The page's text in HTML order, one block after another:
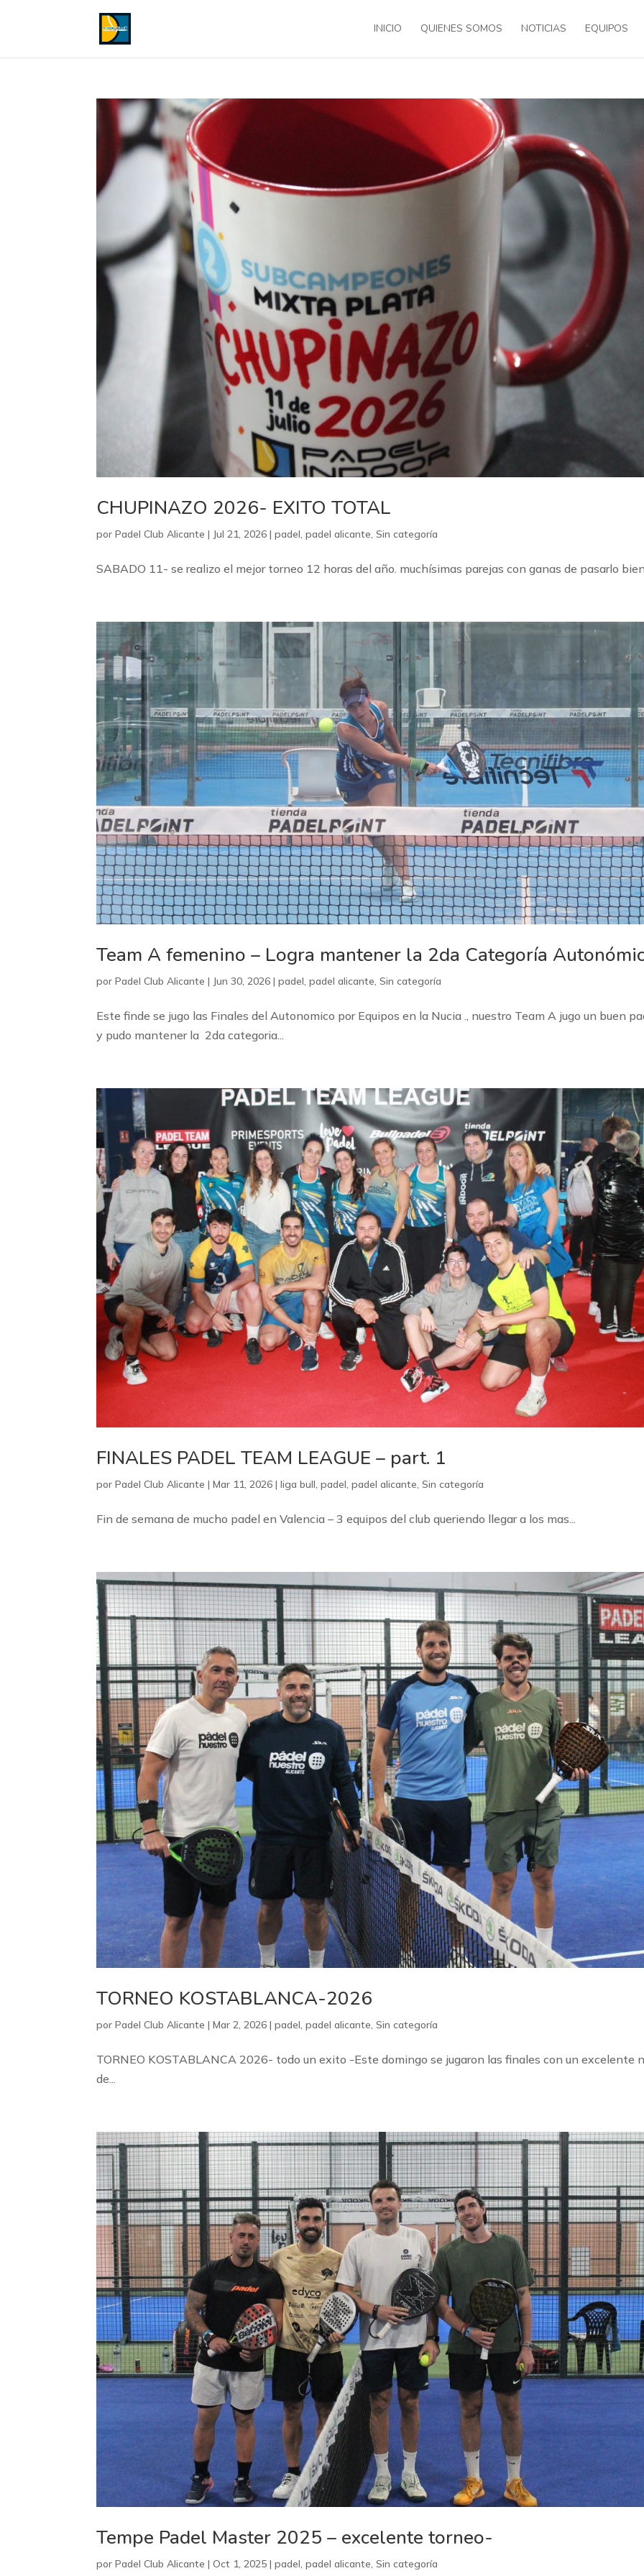
INICIO QUIENES SOMOS NOTICIAS EQUIPOS
CHUPINAZO 2026- EXITO TOTAL
porPadel Club Alicante | Jul 21, 2026 |padel,padel alicante,Sin categoría
SABADO 11- se realizo el mejor torneo 12 horas del año. muchísimas parejas con ganas de pasarlo
Team A femenino – Logra mantener la 2da Categoría
porPadel Club Alicante | Jun 30, 2026 |padel,padel alicante,Sin categoría
Este finde se jugo las Finales del Autonomico por Equipos en la Nucia ., nuestro Team A jugo un buen
y pudo mantener la 2da categoria...
FINALES PADEL TEAM LEAGUE – part. 1
porPadel Club Alicante |Mar 11, 2026 |liga bull,padel,padel alicante,Sin categoría
Fin de semana de mucho padel en Valencia – 3 equipos del club queriendo llegar a los mas...
TORNEO KOSTABLANCA-2026
porPadel Club Alicante |Mar 2, 2026 |padel,padel alicante,Sin categoría
TORNEO KOSTABLANCA 2026- todo un exito -Este domingo se jugaron las finales con un excelente
de...
Tempe Padel Master 2025 – excelente torneo-
porPadel Club Alicante |Oct 1, 2025 |padel,padel alicante,Sin categoría